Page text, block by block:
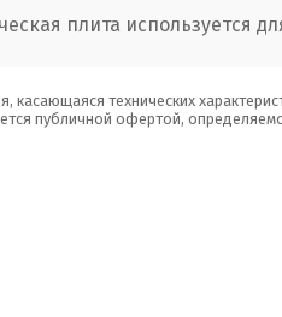
плита используется
касающаяся технических
публичной офертой,